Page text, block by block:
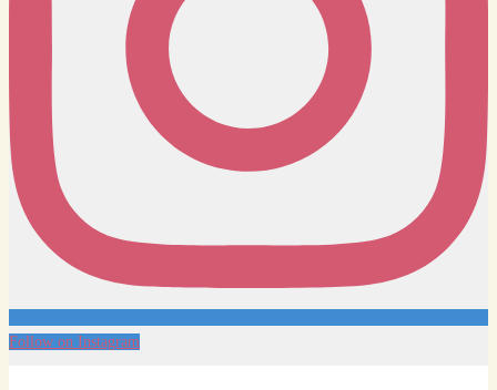
Follow on Instagram